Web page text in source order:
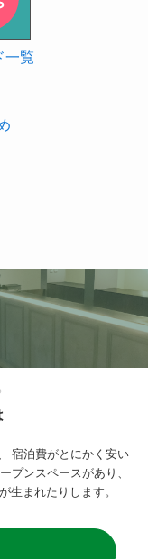
一覧
宿泊費がとにかく安い
プンスペースがあり、
生まれたりします。